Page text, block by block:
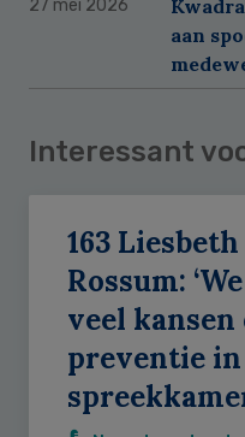
27 mei 2026
aan
Interessant
163
Rossum:
veel kansen
preventie in